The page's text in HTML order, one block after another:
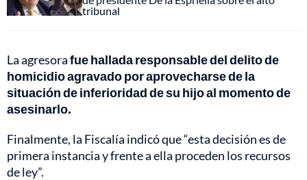
tribunal
La agresorafue hallada responsable del delito de
homicidio agravado por aprovecharse de la
situación de inferioridad de su hijo al momento de
asesinarlo.
Finalmente, la Fiscalía indicó que “esta decisión es de
primera instancia y frente a ella proceden los recursos
de ley”.